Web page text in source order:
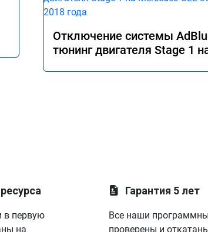
Отключение системы
тюнинг двигателя Stage 1
в первую
на
Гарантия 5 лет
Все наши
проверены и